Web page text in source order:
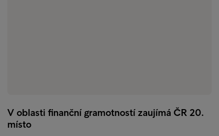
V oblasti finanční gramotností zaujímá ČR 20.
místo